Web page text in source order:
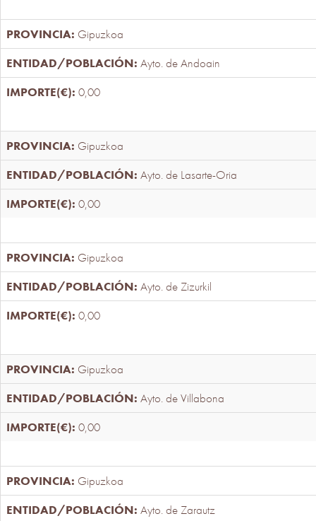
Gipuzkoa
Ayto. de Andoain
0,00
Gipuzkoa
Ayto. de Lasarte-Oria
0,00
Gipuzkoa
Ayto. de Zizurkil
0,00
Gipuzkoa
Ayto. de Villabona
0,00
Gipuzkoa
Ayto. de Zarautz